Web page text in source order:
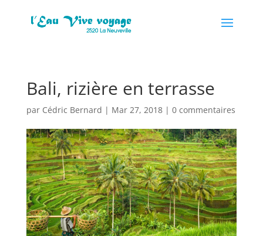
Bali, rizière en terrasse
par Cédric Bernard | Mar 27, 2018| 0 commentaires